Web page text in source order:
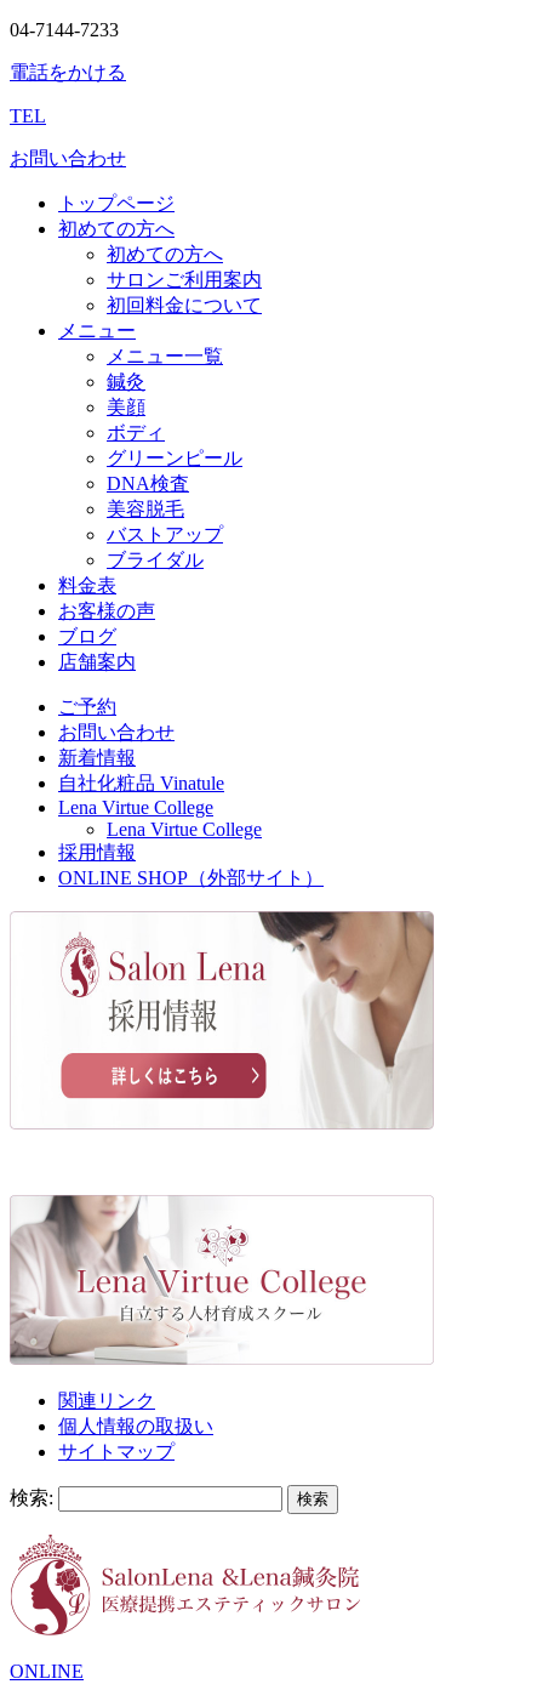
04-7144-7233
電話をかける
TEL
お問い合わせ
トップページ
初めての方へ
初めての方へ
サロンご利用案内
初回料金について
メニュー
メニュー一覧
鍼灸
美顔
ボディ
グリーンピール
DNA検査
美容脱毛
バストアップ
ブライダル
料金表
お客様の声
ブログ
店舗案内
ご予約
お問い合わせ
新着情報
自社化粧品 Vinatule
Lena Virtue College
Lena Virtue College
採用情報
ONLINE SHOP（外部サイト）
関連リンク
個人情報の取扱い
サイトマップ
検索:
ONLINE